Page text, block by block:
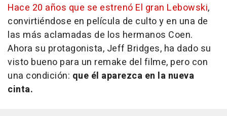
Hace 20 años que se estrenó El gran Lebowski,
convirtiéndose en película de culto y en una de
las más aclamadas de los hermanos Coen.
Ahora su protagonista, Jeff Bridges, ha dado su
visto bueno para un remake del filme, pero con
una condición: que él aparezca en la nueva
cinta.